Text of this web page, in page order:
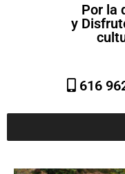
Por la
y
616